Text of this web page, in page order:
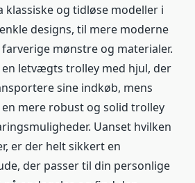
klassiske og tidløse modeller i
designs, til mere moderne
mønstre og materialer.
letvægts trolley med hjul, der
sine indkøb, mens
mere robust og solid trolley
Uanset hvilken
er der helt sikkert en
der passer til din personlige